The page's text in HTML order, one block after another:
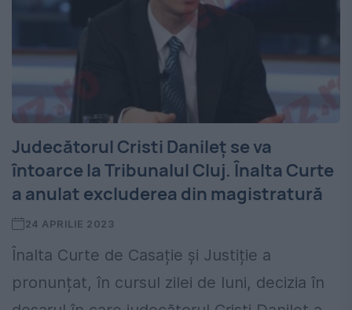
Judecătorul Cristi Danileț se va
întoarce la Tribunalul Cluj. Înalta Curte
a anulat excluderea din magistratură
24 APRILIE 2023
Înalta Curte de Casație și Justiție a
pronunțat, în cursul zilei de luni, decizia în